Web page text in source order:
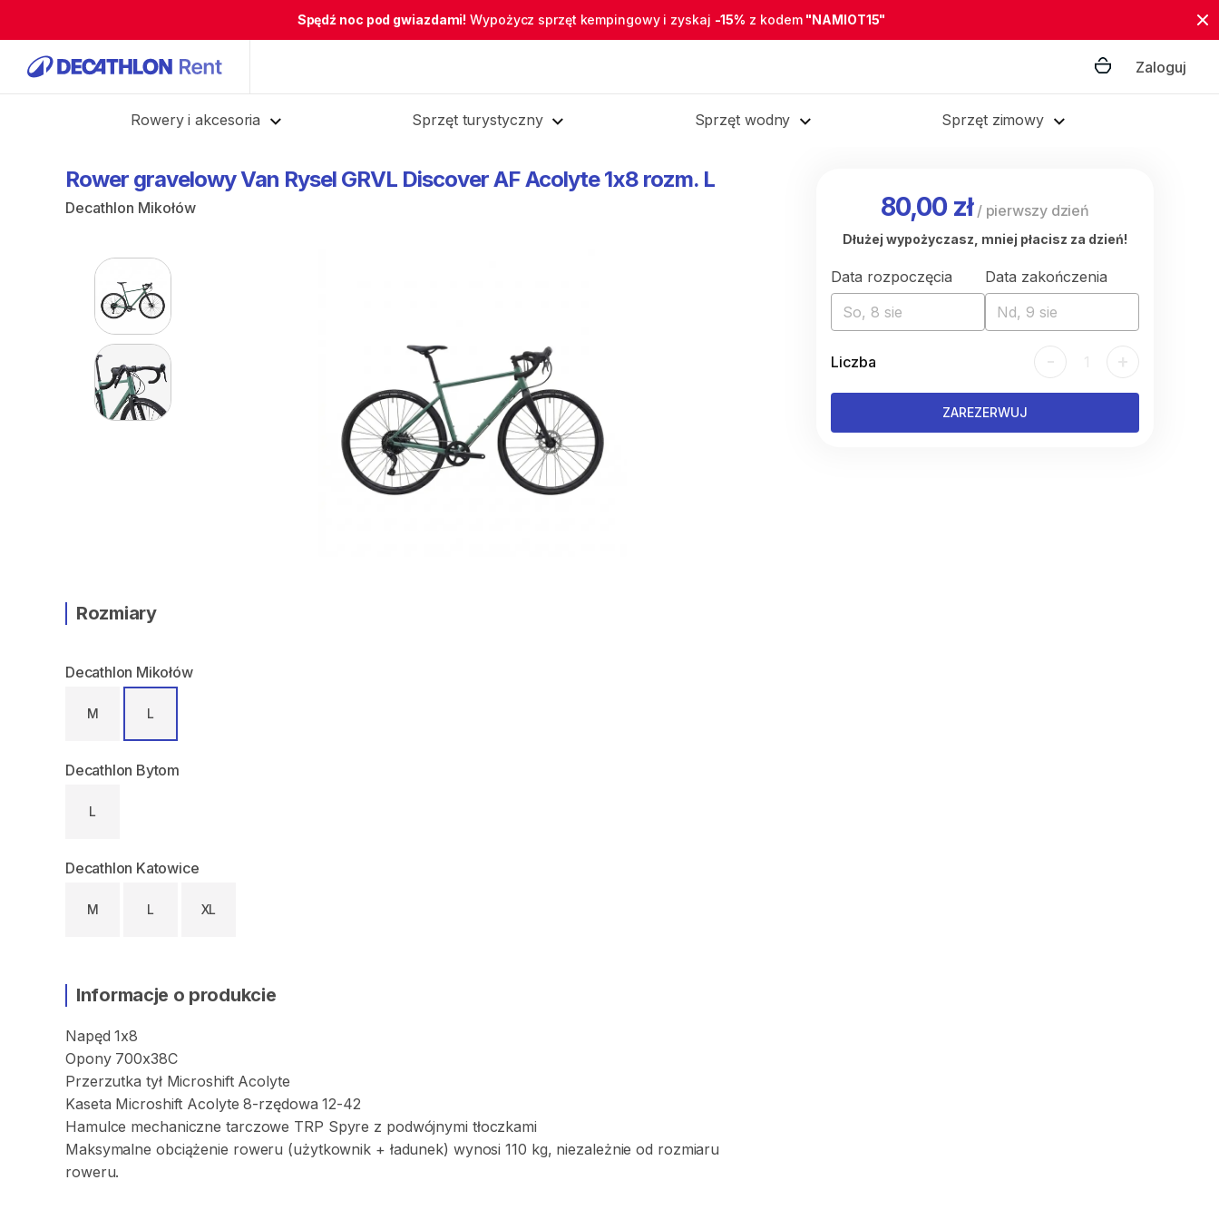
Spędź noc pod gwiazdami! Wypożycz sprzęt kempingowy i zyskaj -15% z kodem "NAMIOT15"
Zaloguj
Rowery i akcesoria Sprzęt turystyczny Sprzęt wodny Sprzęt zimowy
Rower gravelowyVan Rysel GRVL DiscoverAFAcolyte 1x8 rozm. L
Decathlon Mikołów
Rozmiary
Decathlon Mikołów
M L
Decathlon Bytom
L
Decathlon Katowice
M L XL
Informacje o produkcie
Napęd 1x8
Opony 700x38C
Przerzutka tył Microshift Acolyte
Kaseta Microshift Acolyte 8-rzędowa 12-42
Hamulce mechaniczne tarczowe TRP Spyre z podwójnymi tłoczkami
Maksymalne obciążenie roweru (użytkownik + ładunek) wynosi 110 kg​,​ niezależnie od rozmiaru
roweru.
80,00 zł/ pierwszy dzień
Dłużej wypożyczasz, mniej płacisz za dzień!
Data rozpoczęcia
So, 8 sie
Data zakończenia
Nd, 9 sie
Liczba - 1 +
ZAREZERWUJ